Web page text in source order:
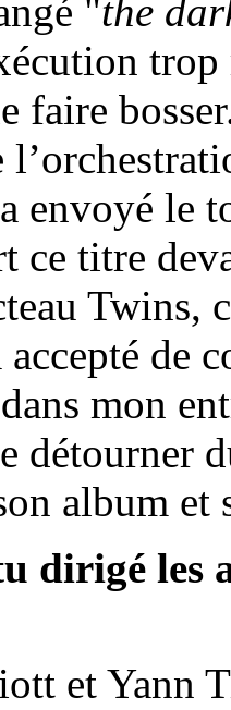
"the
faire
envoyé le
ce titre
Twins,
de
mon
détourner
album et
dirigé les
et Yann